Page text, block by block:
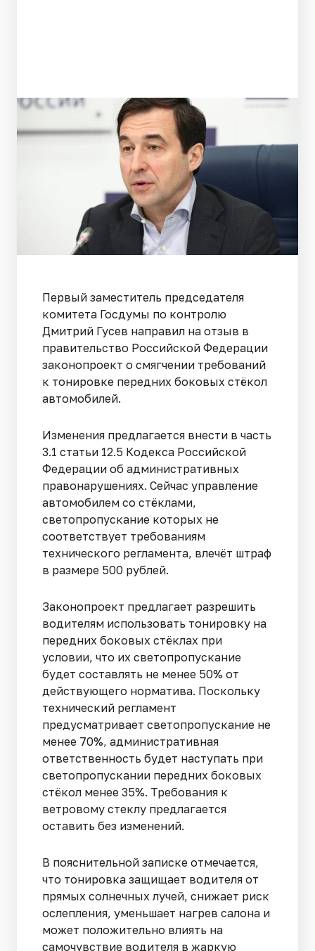
Первый заместитель председателя
комитета Госдумы по контролю
Дмитрий Гусев направил на отзыв в
правительство Российской Федерации
законопроект о смягчении требований
к тонировке передних боковых стёкол
автомобилей.
Изменения предлагается внести в часть
3.1 статьи 12.5 Кодекса Российской
Федерации об административных
правонарушениях. Сейчас управление
автомобилем со стёклами,
светопропускание которых не
соответствует требованиям
технического регламента, влечёт штраф
в размере 500 рублей.
Законопроект предлагает разрешить
водителям использовать тонировку на
передних боковых стёклах при
условии, что их светопропускание
будет составлять не менее 50% от
действующего норматива. Поскольку
технический регламент
предусматривает светопропускание не
менее 70%, административная
ответственность будет наступать при
светопропускании передних боковых
стёкол менее 35%. Требования к
ветровому стеклу предлагается
оставить без изменений.
В пояснительной записке отмечается,
что тонировка защищает водителя от
прямых солнечных лучей, снижает риск
ослепления, уменьшает нагрев салона и
может положительно влиять на
самочувствие водителя в жаркую